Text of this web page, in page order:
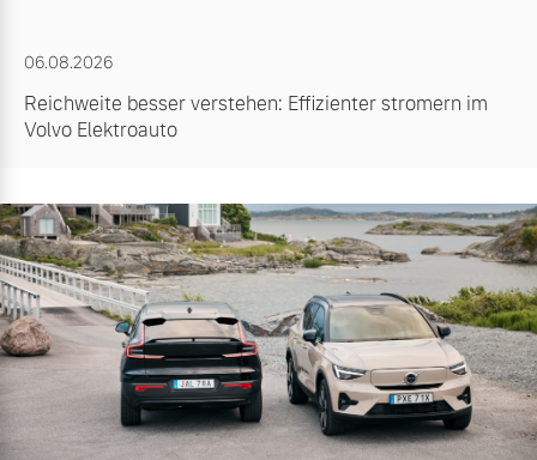
06.08.2026
Reichweite besser verstehen: Effizienter stromern im
Volvo Elektroauto